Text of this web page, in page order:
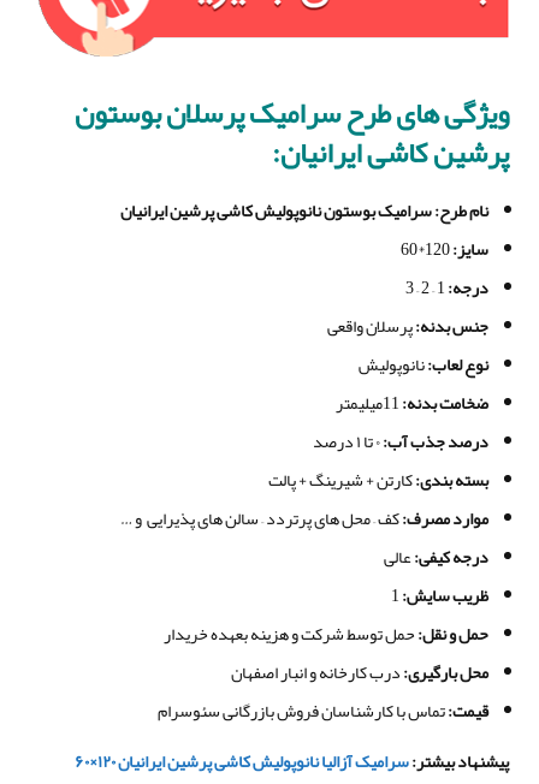
ویژگی های طرح سرامیک پرسلان بوستون
پرشین کاشی ایرانیان:
نام طرح: سرامیک بوستون نانوپولیش کاشی پرشین ایرانیان
سایز:
درجه:
1 – 2 – 3
جنس بدنه:پرسلان واقعی
نوع لعاب:نانوپولیش
ضخامت بدنه:
درصد جذب آب:
بسته بندی:کارتن + شیرینگ + پالت
موارد مصرف:کف – محل های پرتردد – سالن های پذیرایی و …
درجه کیفی:عالی
ظریب سایش:
حمل و نقل:حمل توسط شرکت و هزینه بعهده خریدار
محل بارگیری:درب کارخانه و انبار اصفهان
قیمت:تماس با کارشناسان فروش بازرگانی سئوسرام
پیشنهاد بیشتر:سرامیک آزالیا نانوپولیش کاشی پرشین ایرانیان ۱۲۰×۶۰